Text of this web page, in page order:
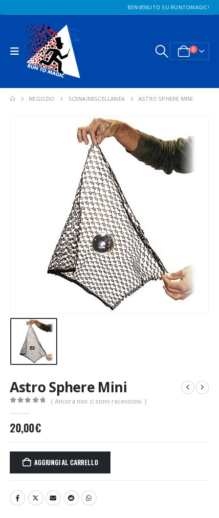
BENVENUTO SU RUNTOMAGIC!
0
NEGOZIO SCENA/MISCELLANEA ASTRO SPHERE MINI
Astro Sphere Mini
( Ancora non ci sono recensioni. )
20,00€
AGGIUNGI AL CARRELLO